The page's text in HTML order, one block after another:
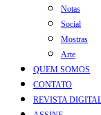
Notas
Social
Mostras
Arte
QUEM SOMOS
CONTATO
REVISTA